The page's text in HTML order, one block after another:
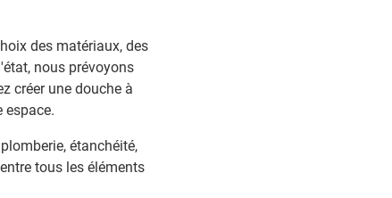
des matériaux, des
nous prévoyons
créer une douche à
espace.
étanchéité,
tous les éléments